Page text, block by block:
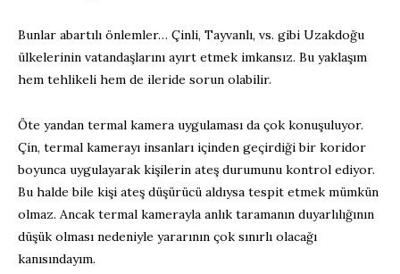
Bunlar abartılı önlemler… Çinli, Tayvanlı, vs. gibi Uzakdoğu
ülkelerinin vatandaşlarını ayırt etmek imkansız. Bu yaklaşım
hem tehlikeli hem de ileride sorun olabilir.
Öte yandan termal kamera uygulaması da çok konuşuluyor.
Çin, termal kamerayı insanları içinden geçirdiği bir koridor
boyunca uygulayarak kişilerin ateş durumunu kontrol ediyor.
Bu halde bile kişi ateş düşürücü aldıysa tespit etmek mümkün
olmaz. Ancak termal kamerayla anlık taramanın duyarlılığının
düşük olması nedeniyle yararının çok sınırlı olacağı
kanısındayım.